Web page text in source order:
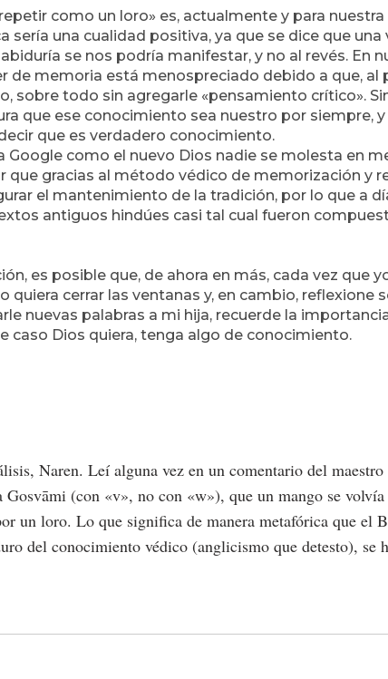
como un loro» es, actualmente y para
sería una cualidad positiva, ya que se dice que una
se nos podría manifestar, y no al revés. En
de memoria está menospreciado debido a que, al
sobre todo sin agregarle «pensamiento crítico».
que ese conocimiento sea nuestro por siempre,
que es verdadero conocimiento.
Google como el nuevo Dios nadie se molesta en
que gracias al método védico de memorización y
el mantenimiento de la tradición, por lo que a
antiguos hindúes casi tal cual fueron
es posible que, de ahora en más, cada vez que
quiera cerrar las ventanas y, en cambio, reflexione
nuevas palabras a mi hija, recuerde la
caso Dios quiera, tenga algo de conocimiento.
Naren. Leí alguna vez en un comentario del
Gosvāmi (con «v», no con «w»), que un mango se volvía
un loro. Lo que significa de manera metafórica que el
del conocimiento védico (anglicismo que detesto), se